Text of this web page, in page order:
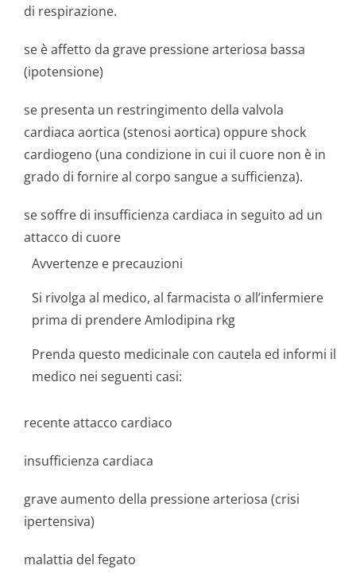
di respirazione.
se è affetto da grave pressione arteriosa bassa
(ipotensione)
se presenta un restringimento della valvola
cardiaca aortica (stenosi aortica) oppure shock
cardiogeno (una condizione in cui il cuore non è in
grado di fornire al corpo sangue a sufficienza).
se soffre di insufficienza cardiaca in seguito ad un
attacco di cuore
Avvertenze e precauzioni
Si rivolga al medico, al farmacista o all’infermiere
prima di prendere Amlodipina rkg
Prenda questo medicinale con cautela ed informi il
medico nei seguenti casi:
recente attacco cardiaco
insufficienza cardiaca
grave aumento della pressione arteriosa (crisi
ipertensiva)
malattia del fegato